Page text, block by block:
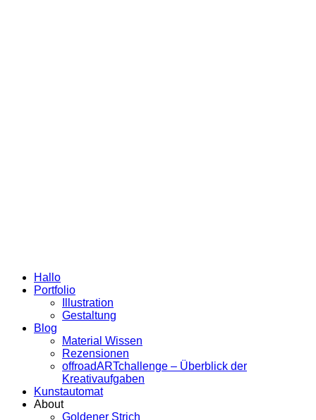
Hallo
Portfolio
Illustration
Gestaltung
Blog
Material Wissen
Rezensionen
offroadARTchallenge – Überblick der
Kreativaufgaben
Kunstautomat
About
Goldener Strich